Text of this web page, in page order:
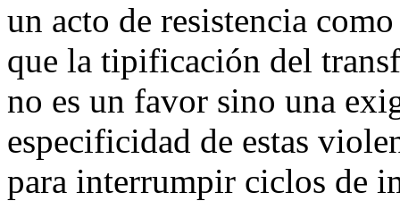
un acto de resistencia
que la tipificación del
no es un favor sino una
especificidad de estas
para interrumpir ciclos de